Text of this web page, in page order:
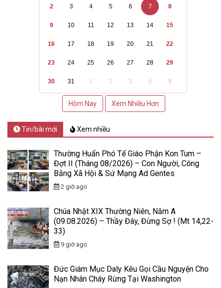
2 3 4 5 6 7 8
9 10 11 12 13 14 15
16 17 18 19 20 21 22
23 24 25 26 27 28 29
30 31 1 2 3 4 5
Hôm Nay Xem Nhiều Hơn
Tin/bài mới Xem nhiều
Thường Huấn Phó Tế Giáo Phận Kon Tum –
Đợt II (Tháng 08/2026) – Con Người, Công
Bằng Xã Hội & Sứ Mạng Ad Gentes
2 giờ ago
Chúa Nhật XIX Thường Niên, Năm A
(09.08.2026) – Thầy Đây, Đừng Sợ ! (Mt 14,22-
33)
9 giờ ago
Đức Giám Mục Daly Kêu Gọi Cầu Nguyện Cho
Nạn Nhân Cháy Rừng Tại Washington